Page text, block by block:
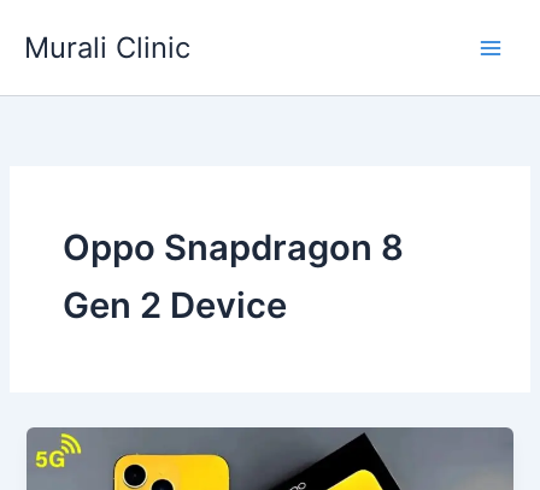
Murali Clinic
Oppo Snapdragon 8
Gen 2 Device